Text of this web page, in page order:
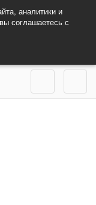
аналитики и
соглашаетесь с